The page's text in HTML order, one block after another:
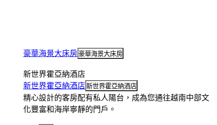
豪華海景大床房 豪華海景大床房
新世界霍亞納酒店
新世界霍亞納酒店新世界霍亞納酒店
精心設計的客房配有私人陽台，成為您通往越南中部文
化豐富和海岸寧靜的門戶。